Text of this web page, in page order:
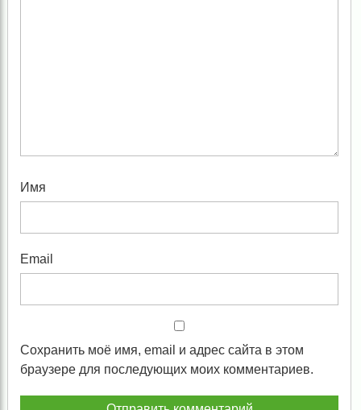
Имя
Email
Сохранить моё имя, email и адрес сайта в этом
браузере для последующих моих комментариев.